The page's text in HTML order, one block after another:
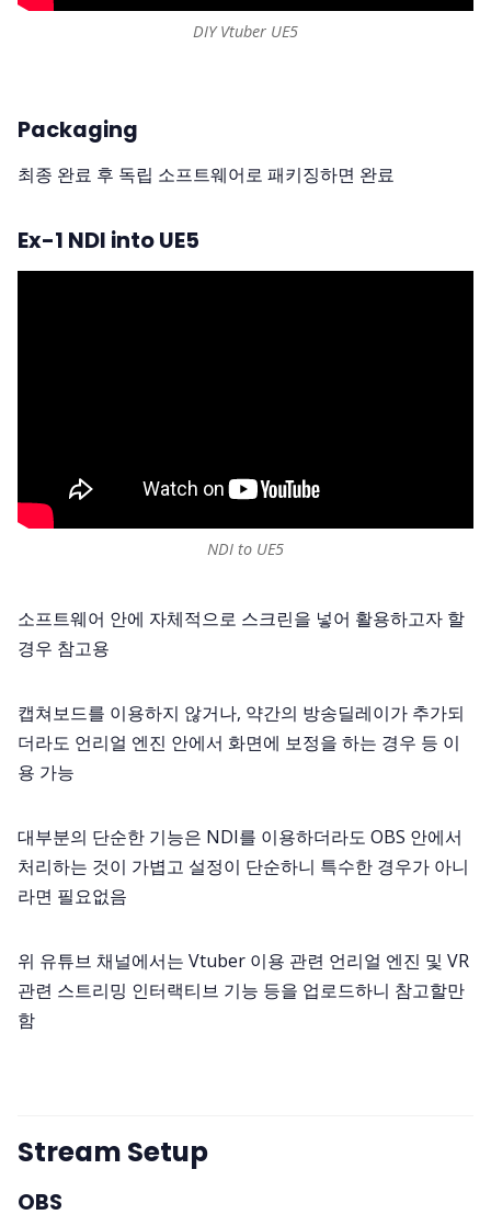
DIY Vtuber UE5
Packaging
최종 완료 후 독립 소프트웨어로 패키징하면 완료
Ex-1 NDI into UE5
NDI to UE5
소프트웨어 안에 자체적으로 스크린을 넣어 활용하고자 할
경우 참고용
캡쳐보드를 이용하지 않거나, 약간의 방송딜레이가 추가되
더라도 언리얼 엔진 안에서 화면에 보정을 하는 경우 등 이
용 가능
대부분의 단순한 기능은 NDI를 이용하더라도 OBS 안에서
처리하는 것이 가볍고 설정이 단순하니 특수한 경우가 아니
라면 필요없음
위 유튜브 채널에서는 Vtuber 이용 관련 언리얼 엔진 및 VR
관련 스트리밍 인터랙티브 기능 등을 업로드하니 참고할만
함
Stream Setup
OBS